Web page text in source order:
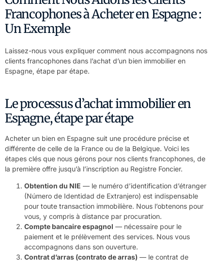
Francophones à Acheter en Espagne :
Un Exemple
Laissez-nous vous expliquer comment nous accompagnons nos
clients francophones dans l’achat d’un bien immobilier en
Espagne, étape par étape.
Le processus d’achat immobilier en
Espagne, étape par étape
Acheter un bien en Espagne suit une procédure précise et
différente de celle de la France ou de la Belgique. Voici les
étapes clés que nous gérons pour nos clients francophones, de
la première offre jusqu’à l’inscription au Registre Foncier.
Obtention du NIE — le numéro d’identification d’étranger
(Número de Identidad de Extranjero) est indispensable
pour toute transaction immobilière. Nous l’obtenons pour
vous, y compris à distance par procuration.
Compte bancaire espagnol — nécessaire pour le
paiement et le prélèvement des services. Nous vous
accompagnons dans son ouverture.
Contrat d’arras (contrato de arras) — le contrat de